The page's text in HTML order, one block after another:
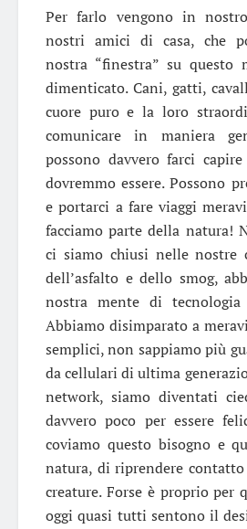
Per farlo vengono in
nostri amici di casa, che
nostra “finestra” su questo
dimenticato. Cani, gatti,
cuore puro e la loro
comunicare in maniera
possono davvero farci
dovremmo essere. Possono
e portarci a fare viaggi
facciamo parte della natura!
ci siamo chiusi nelle nostre
dell’asfalto e dello smog,
nostra mente di
Abbiamo disimparato a
semplici, non sappiamo più
da cellulari di ultima
network, siamo diventati
davvero poco per essere
coviamo questo bisogno e
natura, di riprendere
creature. Forse è proprio per
oggi quasi tutti sentono il